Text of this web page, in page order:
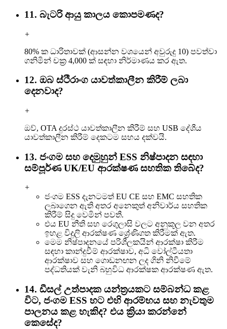
11. බැටරි ආයු කාලය කොපමණද?
+
80% ක ධාරිතාවක් (ආසන්න වශයෙන් අවුරුදු 10) පවත්වා
ගනිමින් චක්‍ර 4,000 ක් සඳහා නිර්මාණය කර ඇත.
12. ඔබ ස්ථිරාංග යාවත්කාලීන කිරීම් ලබා
දෙනවාද?
+
ඔව්, OTA දුරස්ථ යාවත්කාලීන කිරීම් සහ USB දේශීය
යාවත්කාලීන කිරීම් දෙකටම සහය දක්වයි.
13. ජංගම සහ දෙමුහුන් ESS නිෂ්පාදන සඳහා
සම්පූර්ණ UK/EU ආරක්ෂණ සහතික තිබේද?
+
ජංගම ESS දැනටමත් EU CE සහ EMC සහතික
ලබාගෙන ඇති අතර අනෙකුත් අනිවාර්ය සහතික
කිරීම් සිදු වෙමින් පවතී.
එය EU නීති සහ රෙගුලාසි වලට අනුකූල වන අතර
ඉහළ විදුලි ආරක්ෂණ ශ්‍රේණිගත කිරීමක් ඇත.
මෙම නිෂ්පාදනයේ පරිශීලකයින් ආරක්ෂා කිරීම
සඳහා කාන්දුවීම් ආරක්ෂාව, අධි වෝල්ටීයතා
ආරක්ෂාව සහ ගොඩනඟන ලද ගිනි නිවීමේ
පද්ධතියක් වැනි බහුවිධ ආරක්ෂක ආරක්ෂණ ඇත.
14. ඩීසල් උත්පාදක යන්ත්‍රයකට සම්බන්ධ කළ
විට, ජංගම ESS හට එහි ආරම්භය සහ නැවතුම
පාලනය කළ හැකිද? එය ක්‍රියා කරන්නේ
කෙසේද?